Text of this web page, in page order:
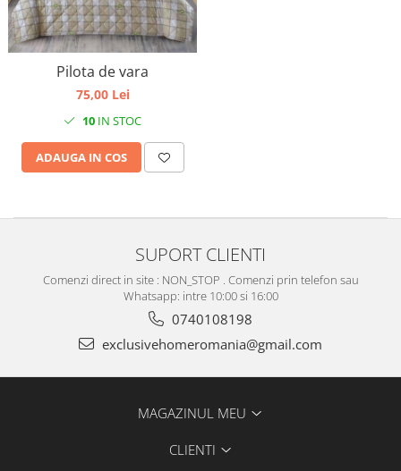
Pilota de vara
75,00 Lei
10 IN STOC
ADAUGA IN COS
SUPORT CLIENTI
Comenzi direct in site : NON_STOP . Comenzi prin telefon sau
Whatsapp: intre 10:00 si 16:00
0740108198
exclusivehomeromania@gmail.com
MAGAZINUL MEU
CLIENTI